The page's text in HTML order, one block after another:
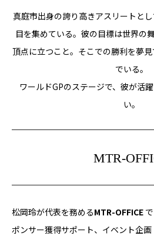
真庭市出身の誇り高きアスリートと
目を集めている。彼の目標は世界の
頂点に立つこと。そこでの勝利を夢
でいる。
ワールドGPのステージで、彼が活
い。
MTR-
松岡玲が代表を務めるMTR-OFFICE
ポンサー獲得サポート、イベント企